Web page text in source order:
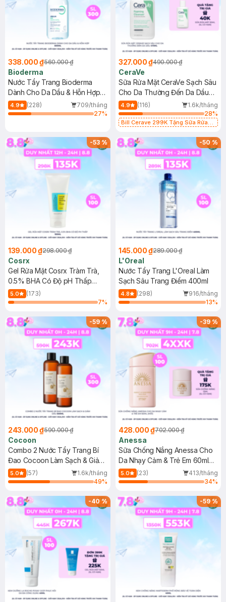
338.000 ₫560.000 ₫
Bioderma
Nước Tẩy Trang Bioderma
Dành Cho Da Dầu & Hỗn Hợp
500ml
4.9 (228)
709/tháng
27%
327.000 ₫490.000 ₫
CeraVe
Sữa Rửa Mặt CeraVe Sạch Sâu
Cho Da Thường Đến Da Dầu
473ml
4.9 (116)
1.6k/tháng
28%
Bill Cerave 299K Tặng Sữa Rửa
-53%
139.000 ₫298.000 ₫
Cosrx
Gel Rửa Mặt Cosrx Tràm Trà,
0.5% BHA Có Độ pH Thấp
150ml
5.0
(173)
7%
-50%
145.000 ₫289.000 ₫
L'Oreal
Nước Tẩy Trang L'Oreal Làm
Sạch Sâu Trang Điểm 400ml
4.8 (298)
916/tháng
13%
-59%
243.000 ₫590.000 ₫
Cocoon
Combo 2 Nước Tẩy Trang Bí
Đao Cocoon Làm Sạch & Giảm
Dầu 500ml
5.0 (57)
1.6k/tháng
49%
-39%
428.000 ₫702.000 ₫
Anessa
Sữa Chống Nắng Anessa Cho
Da Nhạy Cảm & Trẻ Em 60ml
(Mới)
5.0 (23)
413/tháng
34%
-40% -59%